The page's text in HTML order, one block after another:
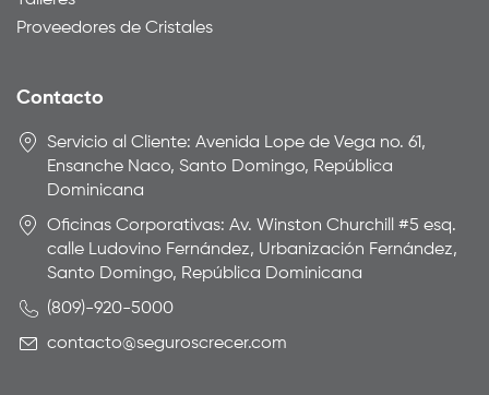
Proveedores de Cristales
Contacto
Servicio al Cliente: Avenida Lope de Vega no. 61,
Ensanche Naco, Santo Domingo, República
Dominicana
Oficinas Corporativas: Av. Winston Churchill #5 esq.
calle Ludovino Fernández, Urbanización Fernández,
Santo Domingo, República Dominicana
(809)-920-5000
contacto@seguroscrecer.com